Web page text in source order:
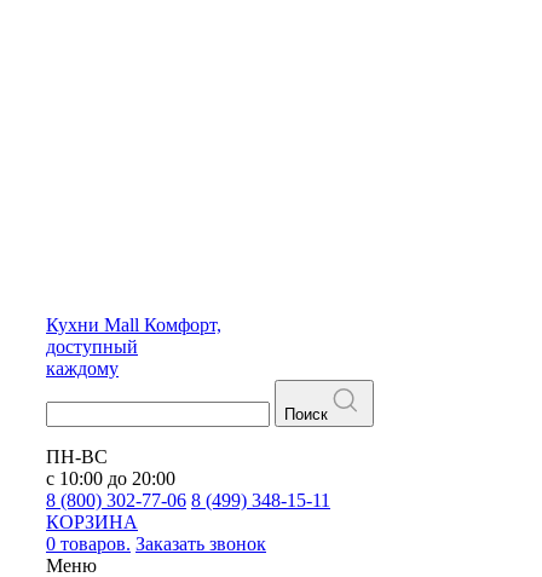
Кухни Mall Комфорт,
доступный
каждому
Поиск
ПН-ВС
с 10:00 до 20:00
8 (800) 302-77-06 8 (499) 348-15-11
КОРЗИНА
0 товаров. Заказать звонок
Меню